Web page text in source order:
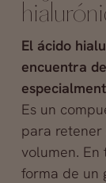
El ácido
encuentra
Es un
para
volumen.
forma de un